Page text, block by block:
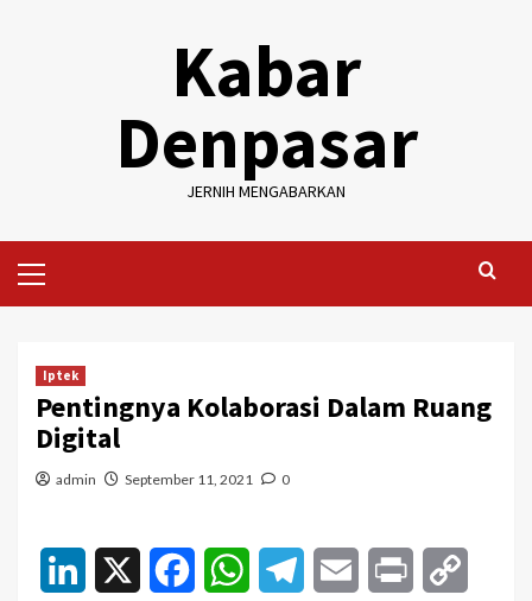
Kabar
Denpasar
JERNIH MENGABARKAN
Menu
Iptek
Pentingnya Kolaborasi Dalam Ruang
Digital
admin September 11, 2021 0
LinkedIn FacebookWhatsAppTelegramEmail Print